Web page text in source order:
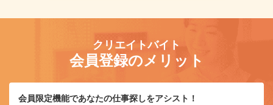
クリエイトバイト
会員登録のメリット
会員限定機能であなたの仕事探しをアシスト！